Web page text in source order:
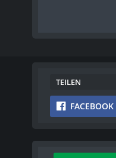
TEILEN
FACEBOOK